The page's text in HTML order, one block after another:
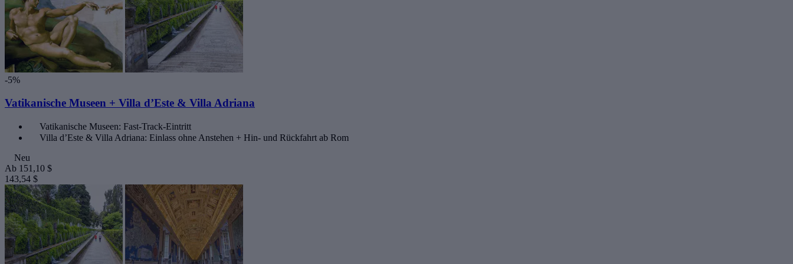
-5%
Vatikanische Museen + Villa d’Este & Villa Adriana
Vatikanische Museen: Fast-Track-Eintritt
Villa d’Este & Villa Adriana: Einlass ohne Anstehen + Hin- und Rückfahrt ab Rom
Neu
Ab 151,10 $
143,54 $